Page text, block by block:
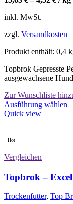
inkl. MwSt.
zzgl. Versandkosten
Produkt enthält: 0,4
Topbrok Gepresste
ausgewachsene
Zur Wunschliste
Ausführung wählen
Quick view
Hot
Vergleichen
Topbrok –
Trockenfutter, Top